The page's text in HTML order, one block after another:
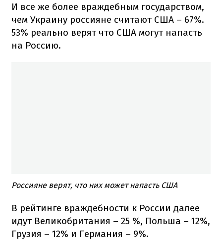
И все же более враждебным государством,
чем Украину россияне считают США – 67%.
53% реально верят что США могут напасть
на Россию.
Россияне верят, что них может напасть США
В рейтинге враждебности к России далее
идут Великобритания – 25 %, Польша – 12%,
Грузия – 12% и Германия – 9%.